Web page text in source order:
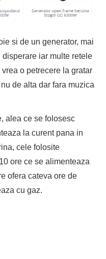
si de un generator, mai
iar multe retele
o petrecere la gratar
de alta dar fara muzica
alea ce se folosesc
la curent pana in
cele folosite
ore ce se alimenteaza
ofera cateva ore de
cu gaz.